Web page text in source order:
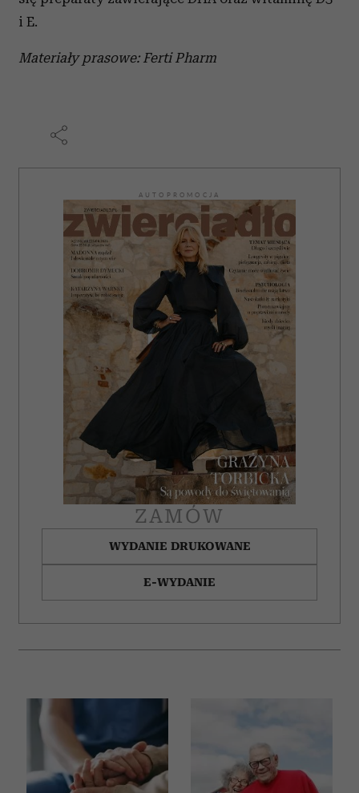
i E.
Materiały prasowe: Ferti Pharm
AUTOPROMOCJA
ZAMÓW
WYDANIE DRUKOWANE
E-WYDANIE